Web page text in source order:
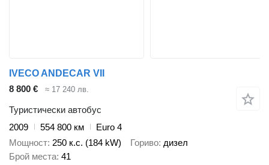
IVECO ANDECAR VII
8 800 €
≈ 17 240 лв.
Туристически автобус
2009
554 800 км
Euro 4
Мощност 250 к.с. (184 kW) Гориво дизел
Брой места 41